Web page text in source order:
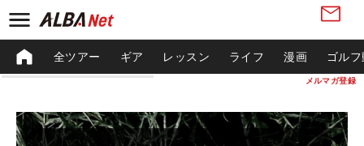
メルマガ登録
全ツアー ギア レッスン ライフ 漫画 ゴル